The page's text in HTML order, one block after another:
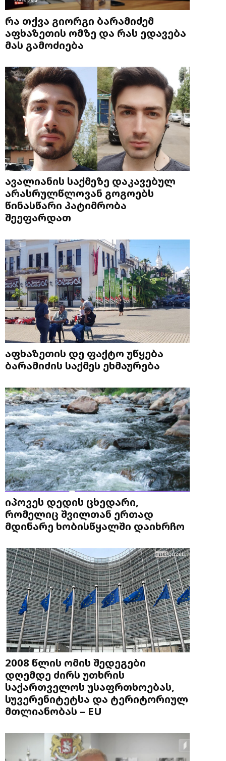
რა თქვა გიორგი ბარამიძემ
აფხაზეთის ომზე და რას ედავება
მას გამოძიება
ავალიანის საქმეზე დაკავებულ
არასრულწლოვან გოგოებს
წინასწარი პატიმრობა
შეეფარდათ
აფხაზეთის დე ფაქტო უწყება
ბარამიძის საქმეს ეხმაურება
იპოვეს დედის ცხედარი,
რომელიც შვილთან ერთად
მდინარე ხობისწყალში დაიხრჩო
2008 წლის ომის შედეგები
დღემდე ძირს უთხრის
საქართველოს უსაფრთხოებას,
სუვერენიტეტსა და ტერიტორიულ
მთლიანობას – EU